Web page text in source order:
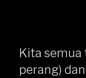
Kita semua
perang)